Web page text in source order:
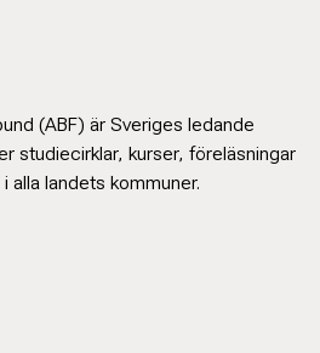
(ABF) är Sveriges ledande
studiecirklar, kurser, föreläsningar
alla landets kommuner.